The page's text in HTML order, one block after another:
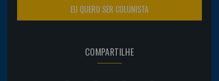
EU QUERO SER COLUNISTA
COMPARTILHE